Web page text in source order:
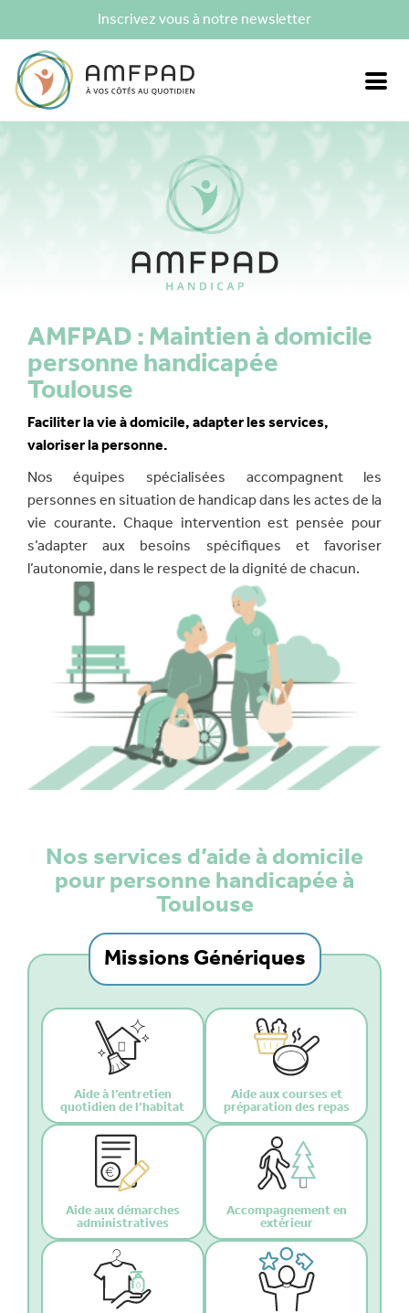
Inscrivez vous à notre newsletter
AMFPAD : Maintien à domicile
personne handicapée
Toulouse
Faciliter la vie à domicile, adapter les services,
valoriser la personne.
Nos équipes spécialisées accompagnent les
personnes en situation de handicap dans les actes de la
vie courante. Chaque intervention est pensée pour
s’adapter aux besoins spécifiques et favoriser
l’autonomie, dans le respect de la dignité de chacun.
Nos services d’aide à domicile
pour personne handicapée à
Toulouse
Missions Génériques
Aide à l’entretien
quotidien de l’habitat
Aide aux courses et
préparation des repas
Aide aux démarches
administratives
Accompagnement en
extérieur